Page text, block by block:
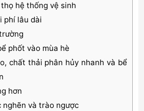
hệ thống vệ sinh
phí lâu dài
phốt vào mùa hè
chất thải phân hủy nhanh và bể
hơn
nghẽn và trào ngược